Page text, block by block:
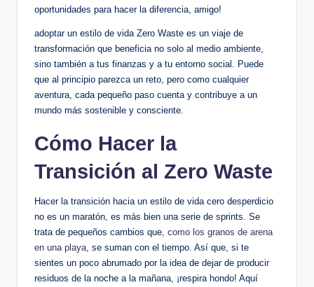
oportunidades para hacer la diferencia, amigo!
adoptar un estilo de vida Zero Waste es un viaje de
transformación que beneficia no solo al medio ambiente,
sino también a tus finanzas y a tu entorno social. Puede
que al principio parezca un reto, pero como cualquier
aventura, cada pequeño paso cuenta y contribuye a un
mundo más sostenible y consciente.
Cómo Hacer la
Transición al Zero Waste
Hacer la transición hacia un estilo de vida cero desperdicio
no es un maratón, es más bien una serie de sprints. Se
trata de pequeños cambios que, como los granos de arena
en una playa , se suman con el tiempo. Así que, si te
sientes un poco abrumado por la idea de dejar de producir
residuos de la noche a la mañana, ¡respira hondo! Aquí